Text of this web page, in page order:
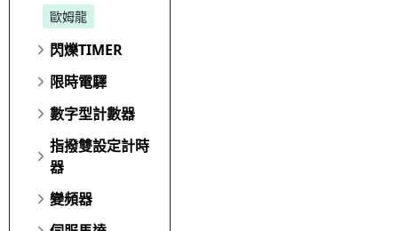
歐姆龍
閃爍TIMER
限時電驛
數字型計數器
指撥雙設定計時
器
變頻器